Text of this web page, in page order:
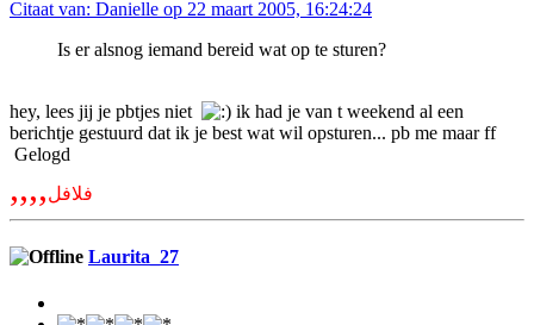
Citaat van: Danielle op 22 maart 2005, 16:24:24
Is er alsnog iemand bereid wat op te sturen?
hey, lees jij je pbtjes niet
ik had je van t weekend al een
berichtje gestuurd dat ik je best wat wil opsturen... pb me maar ff
Gelogd
,,,,فلافل
Laurita_27